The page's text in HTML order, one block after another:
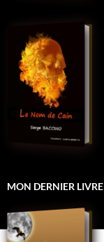
MON DERNIER LIVRE